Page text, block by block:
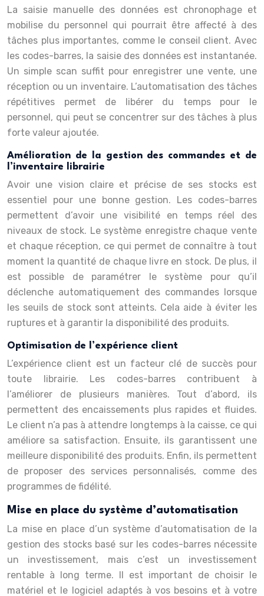
La saisie manuelle des données est chronophage et
mobilise du personnel qui pourrait être affecté à des
tâches plus importantes, comme le conseil client. Avec
les codes-barres, la saisie des données est instantanée.
Un simple scan suffit pour enregistrer une vente, une
réception ou un inventaire. L’automatisation des tâches
répétitives permet de libérer du temps pour le
personnel, qui peut se concentrer sur des tâches à plus
forte valeur ajoutée.
Amélioration de la gestion des commandes et de
l’inventaire librairie
Avoir une vision claire et précise de ses stocks est
essentiel pour une bonne gestion. Les codes-barres
permettent d’avoir une visibilité en temps réel des
niveaux de stock. Le système enregistre chaque vente
et chaque réception, ce qui permet de connaître à tout
moment la quantité de chaque livre en stock. De plus, il
est possible de paramétrer le système pour qu’il
déclenche automatiquement des commandes lorsque
les seuils de stock sont atteints. Cela aide à éviter les
ruptures et à garantir la disponibilité des produits.
Optimisation de l’expérience client
L’expérience client est un facteur clé de succès pour
toute librairie. Les codes-barres contribuent à
l’améliorer de plusieurs manières. Tout d’abord, ils
permettent des encaissements plus rapides et fluides.
Le client n’a pas à attendre longtemps à la caisse, ce qui
améliore sa satisfaction. Ensuite, ils garantissent une
meilleure disponibilité des produits. Enfin, ils permettent
de proposer des services personnalisés, comme des
programmes de fidélité.
Mise en place du système d’automatisation
La mise en place d’un système d’automatisation de la
gestion des stocks basé sur les codes-barres nécessite
un investissement, mais c’est un investissement
rentable à long terme. Il est important de choisir le
matériel et le logiciel adaptés à vos besoins et à votre